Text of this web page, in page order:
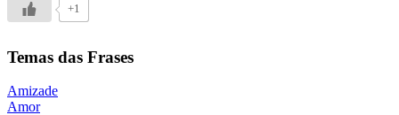
+1
Temas das Frases
Amizade
Amor